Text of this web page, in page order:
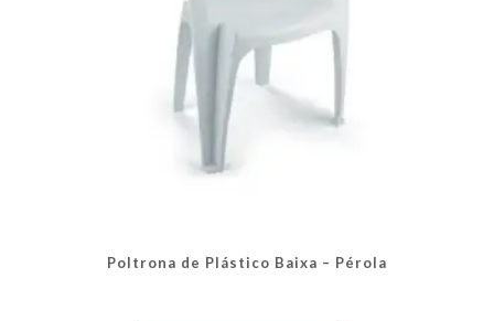
Poltrona de Plástico Baixa – Pérola